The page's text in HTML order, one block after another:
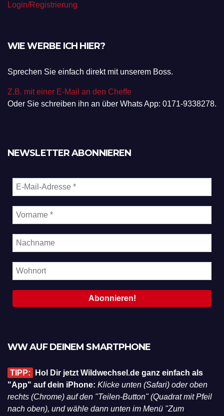
Login/Registrierung
WIE WERBE ICH HIER?
Sprechen Sie einfach direkt mit unserem Boss.
Z.B. mit einer E-Mail an den Cheffe
Oder Sie schreiben ihn an über Whats App: 0171-9338278.
NEWSLETTER ABONNIEREN
WW AUF DEINEM SMARTPHONE
TIPP:
Hol Dir jetzt Wildwechsel.de ganz einfach als
"App" auf dein iPhone: Klicke unten (Safari) oder oben
rechts (Chrome) auf den "Teilen-Button" (Quadrat mit Pfeil
nach oben), und wähle dann unten im Menü "Zum